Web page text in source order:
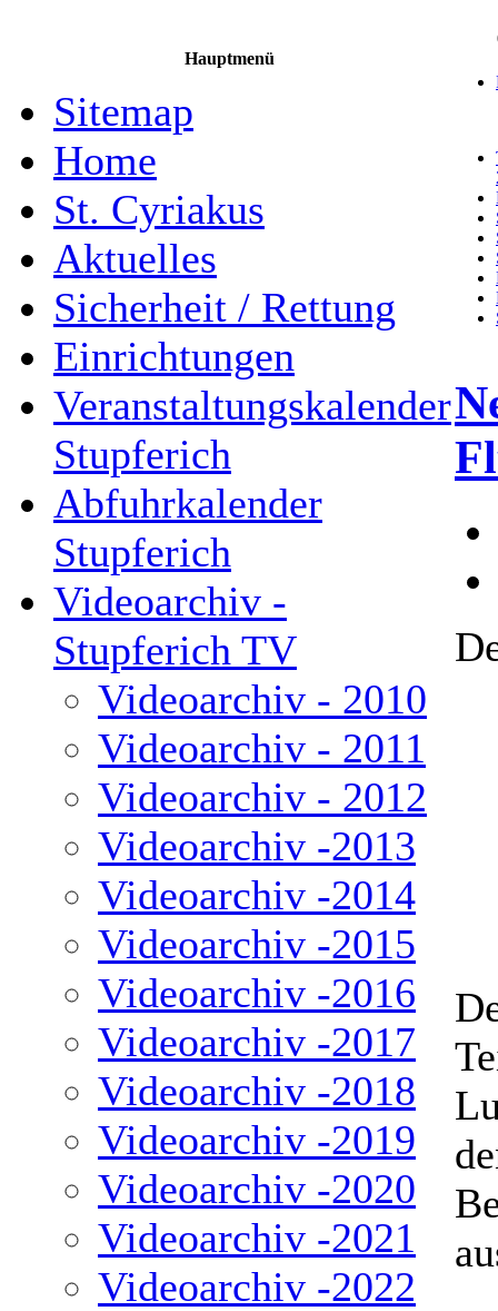
Hauptmenü
Sitemap
Home
St. Cyriakus
Aktuelles
Sicherheit / Rettung
Einrichtungen
Veranstaltungskalender
Stupferich
Abfuhrkalender
Stupferich
Videoarchiv -
Stupferich TV
Videoarchiv - 2010
Videoarchiv - 2011
Videoarchiv - 2012
Videoarchiv -2013
Videoarchiv -2014
Videoarchiv -2015
Videoarchiv -2016
Videoarchiv -2017
Videoarchiv -2018
Videoarchiv -2019
Videoarchiv -2020
Videoarchiv -2021
Videoarchiv -2022